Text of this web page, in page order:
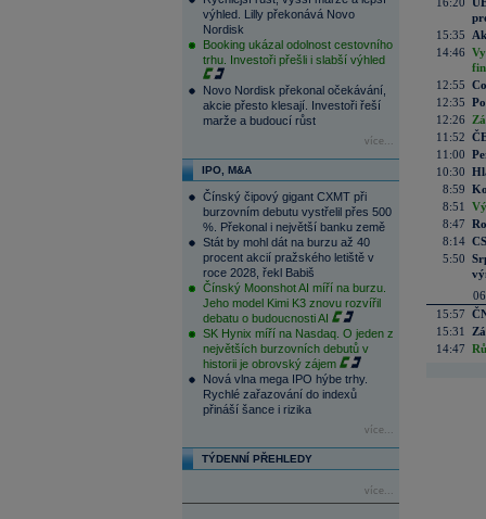
výhled. Lilly překonává Novo
Nordisk
Booking ukázal odolnost cestovního
trhu. Investoři přešli i slabší výhled
Novo Nordisk překonal očekávání,
akcie přesto klesají. Investoři řeší
marže a budoucí růst
více...
IPO, M&A
Čínský čipový gigant CXMT při
burzovním debutu vystřelil přes 500
%. Překonal i největší banku země
Stát by mohl dát na burzu až 40
procent akcií pražského letiště v
roce 2028, řekl Babiš
Čínský Moonshot AI míří na burzu.
Jeho model Kimi K3 znovu rozvířil
debatu o budoucnosti AI
SK Hynix míří na Nasdaq. O jeden z
největších burzovních debutů v
historii je obrovský zájem
Nová vlna mega IPO hýbe trhy.
Rychlé zařazování do indexů
přináší šance i rizika
více...
TÝDENNÍ PŘEHLEDY
více...
15:35
14:46
12:55
12:35
12:26
11:52
11:00
10:30
8:59
8:51
8:47
8:14
5:50
15:57
15:31
14:47